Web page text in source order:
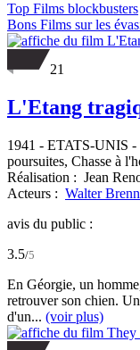
Top Films blockbusters
Bons Films sur les
21
L'Etang
1941 - ETATS-UNIS -
poursuites, Chasse à
Réalisation : Jean
Acteurs : Walter
avis du public :
3.5/5
En Géorgie, un
retrouver son chien.
d'un... (voir plus)